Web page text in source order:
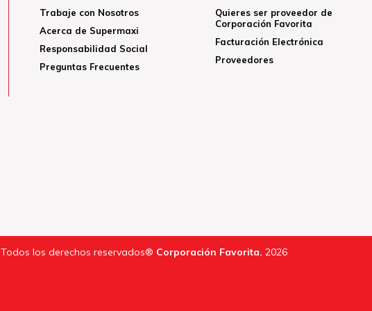
Trabaje con Nosotros
Acerca de Supermaxi
Responsabilidad Social
Preguntas Frecuentes
Quieres ser proveedor de
Corporación Favorita
Facturación Electrónica
Proveedores
Todos los derechos reservados® Corporación Favorita. 2026